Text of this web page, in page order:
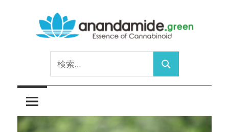
ッ
anandamide.green
Cannabinoid
索:
検
索